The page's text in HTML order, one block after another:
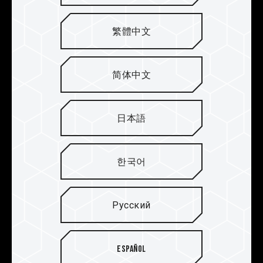
памяти DDR4. Чернила остаются невредимыми
даже после суровых испытаний в условиях
высокой температуры. Гоночный стиль
притягивает взгляд и восхищает геймеров.
繁體中文
简体中文
日本語
한국어
Русский
Español